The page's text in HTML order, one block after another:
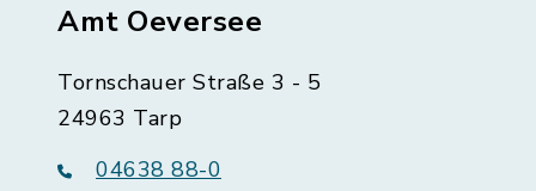
Amt Oeversee
Tornschauer Straße 3 - 5
24963 Tarp
04638 88-0